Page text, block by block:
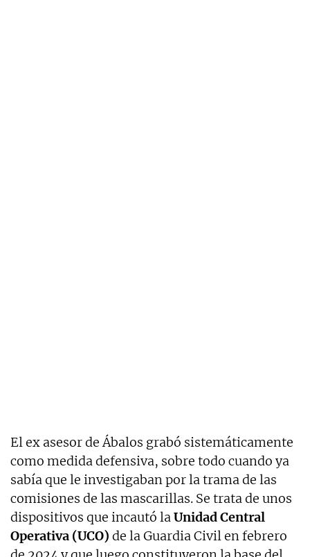
El ex asesor de Ábalos grabó sistemáticamente
como medida defensiva, sobre todo cuando ya
sabía que le investigaban por la trama de las
comisiones de las mascarillas. Se trata de unos
dispositivos que incautó laUnidad Central
Operativa (UCO) de la Guardia Civil en febrero